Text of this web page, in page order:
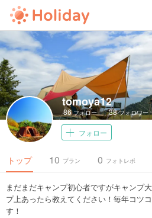
tomoya12
86フォロー 38フォロワー
フォロー
トップ プラン
10 フォトレポ
0
まだまだキャンプ初心者ですがキャンプ
プ上あったら教えてください！毎年コツ
す！